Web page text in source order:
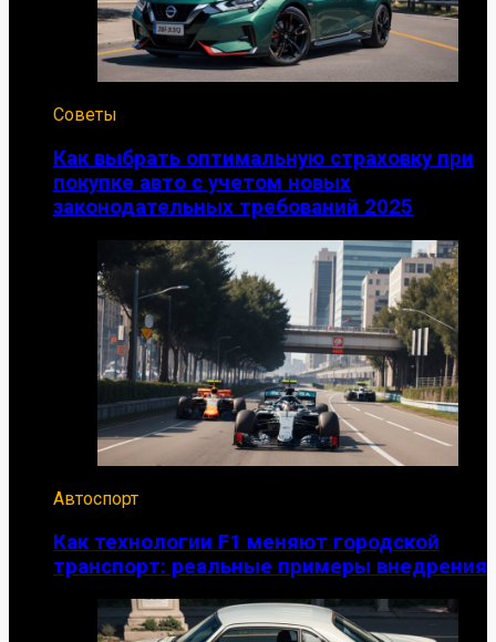
Советы
Как выбрать оптимальную страховку при
покупке авто с учетом новых
законодательных требований 2025
Автоспорт
Как технологии F1 меняют городской
транспорт: реальные примеры внедрения